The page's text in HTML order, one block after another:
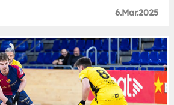
6.Mar.2025